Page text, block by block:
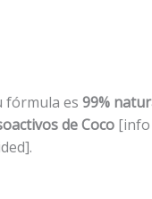
fórmula es 99%
de Coco [info